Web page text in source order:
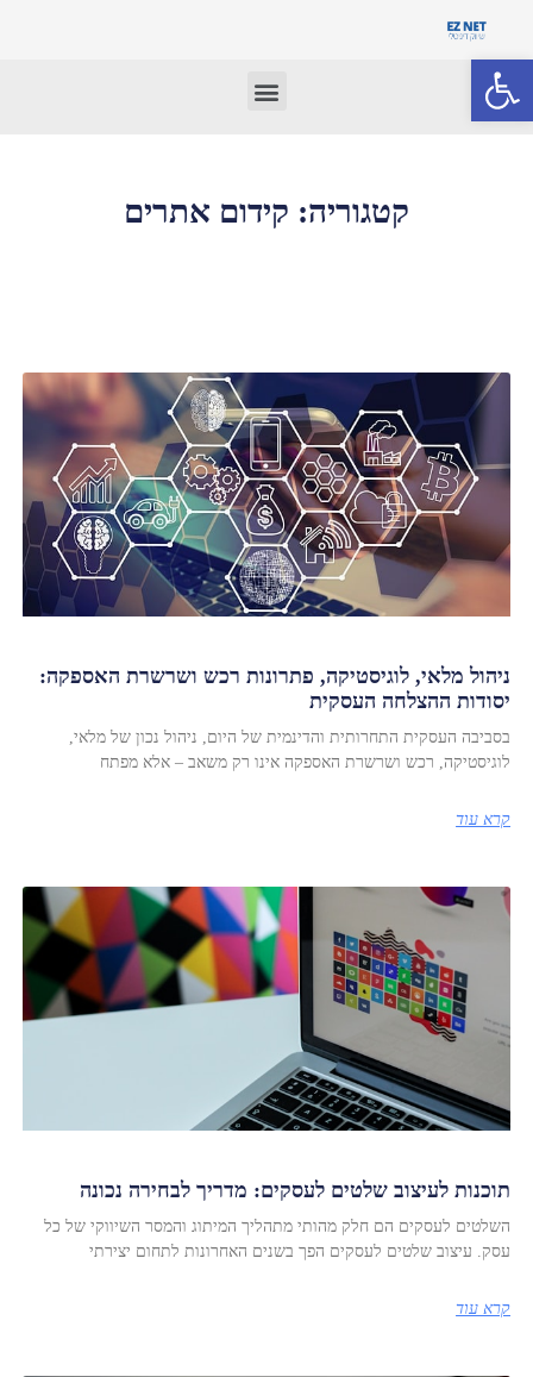
פתח סרגל נגישות
קטגוריה: קידום אתרים
ניהול מלאי, לוגיסטיקה, פתרונות רכש ושרשרת האספקה:
יסודות ההצלחה העסקית
בסביבה העסקית התחרותית והדינמית של היום, ניהול נכון של מלאי,
לוגיסטיקה, רכש ושרשרת האספקה אינו רק משאב – אלא מפתח
קרא עוד
תוכנות לעיצוב שלטים לעסקים: מדריך לבחירה נכונה
השלטים לעסקים הם חלק מהותי מתהליך המיתוג והמסר השיווקי של כל
עסק. עיצוב שלטים לעסקים הפך בשנים האחרונות לתחום יצירתי
קרא עוד